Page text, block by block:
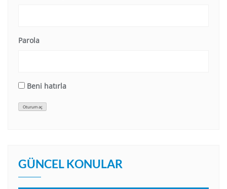
Parola
Beni hatırla
Oturum aç
GÜNCEL KONULAR